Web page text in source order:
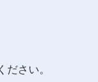
さい。